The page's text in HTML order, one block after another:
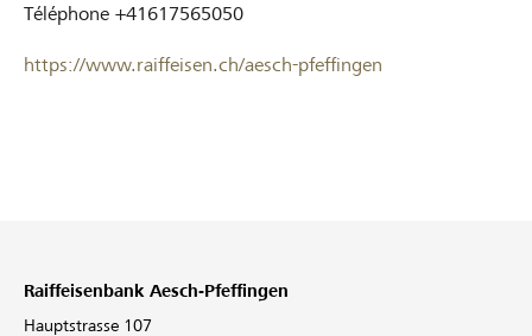
Téléphone +41617565050
https://www.raiffeisen.ch/aesch-pfeffingen
Raiffeisenbank Aesch-Pfeffingen
Hauptstrasse 107